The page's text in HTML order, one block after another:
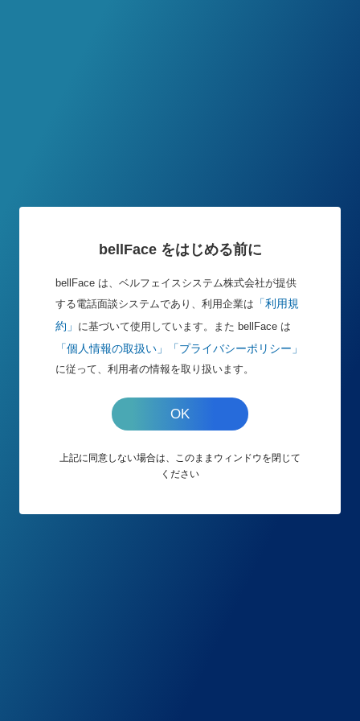
え、そのままお待ちください。
bellFace をはじめる前に
bellFace は、ベルフェイスシステム株式会社が提供
する電話面談システムであり、利用企業は 「利用規
約」 に基づいて使用しています。また bellFace は
「個人情報の取扱い」 「プライバシーポリシー」
に従って、利用者の情報を取り扱います。
OK
上記に同意しない場合は、このままウィンドウを閉じて
ください